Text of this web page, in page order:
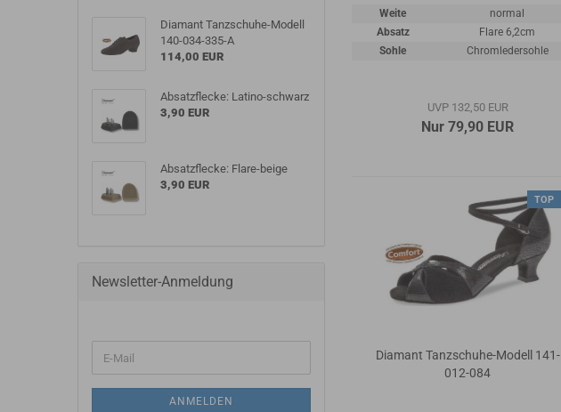
Weite
normal
Absatz
Flare 6,2cm
Sohle
Chromledersohle
UVP 132,50 EUR
Nur 79,90 EUR
TOP
Diamant Tanzschuhe-Modell 141-
012-084
Diamant Tanzschuhe-Modell
140-034-335-A
114,00 EUR
Absatzflecke: Latino-schwarz
3,90 EUR
Absatzflecke: Flare-beige
3,90 EUR
Newsletter-Anmeldung
ANMELDEN